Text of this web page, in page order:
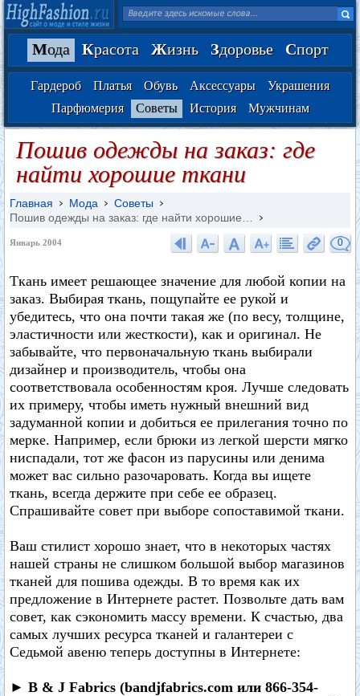
Мода Красота Жизнь Здоровье Спорт
Гардероб Платья Обувь Аксессуары
Украшения
Парфюмерия
Советы История Мужчинам
Пошив одежды на заказ: где
найти хорошие ткани
Главная Мода
Советы
Пошив одежды на заказ: где найти хорошие…
Январь 2004 0
Ткань имеет решающее значение для любой копии на
заказ. Выбирая ткань, пощупайте ее рукой и
убедитесь, что она почти такая же (по весу, толщине,
эластичности или жесткости), как и оригинал. Не
забывайте, что первоначальную ткань выбирали
дизайнер и производитель, чтобы она
соответствовала особенностям кроя. Лучше следовать
их примеру, чтобы иметь нужный внешний вид
задуманной копии и добиться ее прилегания точно по
мерке. Например, если брюки из легкой шерсти мягко
ниспадали, тот же фасон из парусины или денима
может вас сильно разочаровать. Когда вы ищете
ткань, всегда держите при себе ее образец.
Спрашивайте совет при выборе сопоставимой ткани.
Ваш стилист хорошо знает, что в некоторых частях
нашей страны не слишком большой выбор магазинов
тканей для пошива одежды. В то время как их
предложение в Интернете растет. Позвольте дать вам
совет, как сэкономить массу времени. К счастью, два
самых лучших ресурса тканей и галантереи с
Седьмой авеню теперь доступны в Интернете:
► В & J Fabrics (bandjfabrics.com или 866-354-